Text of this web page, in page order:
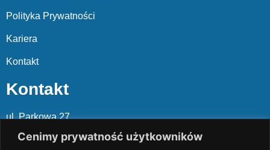
Cenimy prywatność użytkowników
Polityka Prywatności
Kariera
Kontakt
Kontakt
ul. Parkowa 27
05-120 Legionowo